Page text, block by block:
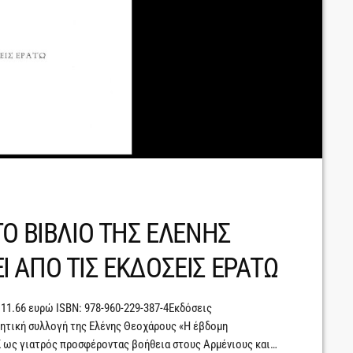
ΒΙΒΛΙΟ ΤΗΣ ΕΛΕΝΗΣ
ΤΙΣ ΕΚΔΟΣΕΙΣ ΕΡΑΤΩ
ευρώ ISBN: 978-960-229-387-4Εκδόσεις
συλλογή της Ελένης Θεοχάρους «Η έβδομη
γιατρός προσφέροντας βοήθεια στους Αρμένιους και